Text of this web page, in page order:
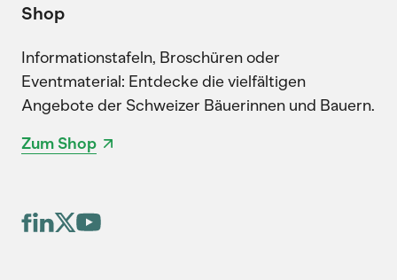
Shop
Informationstafeln, Broschüren oder
Eventmaterial: Entdecke die vielfältigen
Angebote der Schweizer Bäuerinnen und Bauern.
Zum Shop